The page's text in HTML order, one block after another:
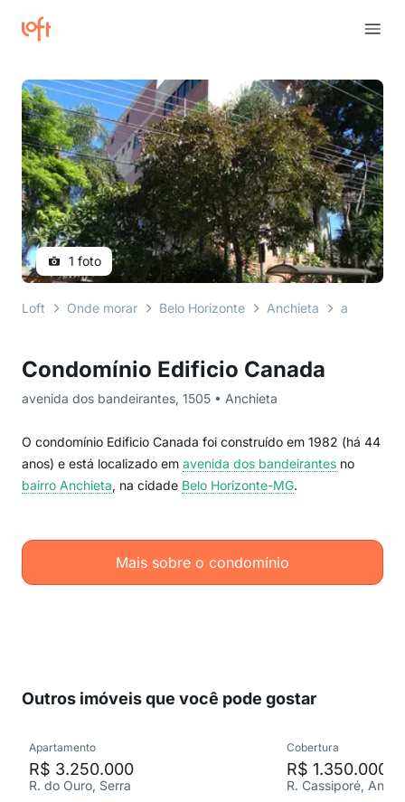
Condomínio Edificio Canada
avenida dos bandeirantes, 1505 • Anchieta
O condomínio Edificio Canada foi construído em 1982 (há 44
anos) e está localizado em avenida dos bandeirantes no
bairro Anchieta, na cidade Belo Horizonte-MG.
Mais sobre o condomínio
1 foto
Loft Onde morar Belo Horizonte Anchieta avenida
Outros imóveis que você pode gostar
Apartamento
R$ 3.250.000
R. do Ouro, Serra
Cobertura
R$ 1.350.000
R. Cassiporé,